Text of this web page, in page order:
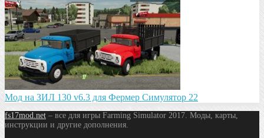
Мод на ЗИЛ 130 v6.3 для Фермер Симулятор 22
fs17mod.net – все для игры Farming Simulator 2017. Моды, карты,
инструкции и другие дополнения.